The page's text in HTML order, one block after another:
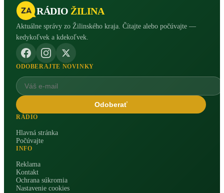
RÁDIO ŽILINA
Aktuálne správy zo Žilinského kraja. Čítajte alebo počúvajte —
kedykoľvek a kdekoľvek.
ODOBERAJTE NOVINKY
Odoberať
RÁDIO
Hlavná stránka
Počúvajte
INFO
Reklama
Kontakt
Ochrana súkromia
Nastavenie cookies